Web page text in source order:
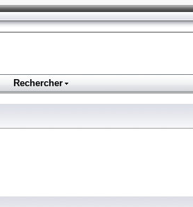
Crackme
ClientSide
Forensics
Rechercher